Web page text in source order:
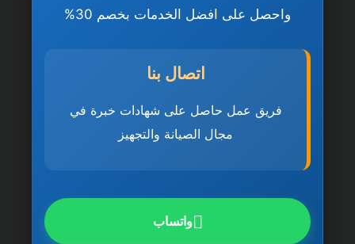
خدمات دبي
سباكة وصرف صحي في دبي
0501270935 ضمان مدى
الحياة
الحياة من أهم الخدمات الأساسية التي لا غنى
واحصل على افضل الخدمات بخصم 30%
اتصال بنا
فريق عمل حاصل على شهادات خبرة في
مجال الصيانة والتجهيز
واتساب